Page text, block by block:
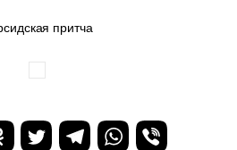
притча